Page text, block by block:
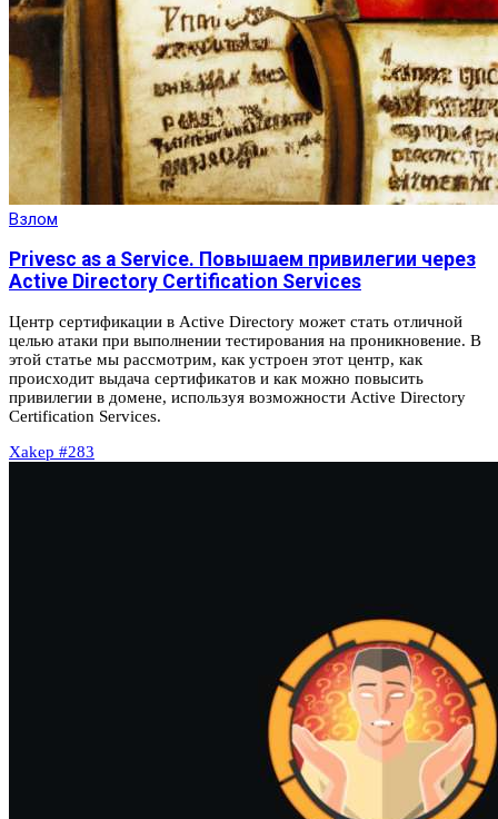
Взлом
Privesc as a Service. Повышаем привилегии через
Active Directory Certification Services
Центр сертификации в Active Directory может стать отличной
целью атаки при выполнении тестирования на проникновение. В
этой статье мы рассмотрим, как устроен этот центр, как
происходит выдача сертификатов и как можно повысить
привилегии в домене, используя возможности Active Directory
Certification Services.
Xakep #283